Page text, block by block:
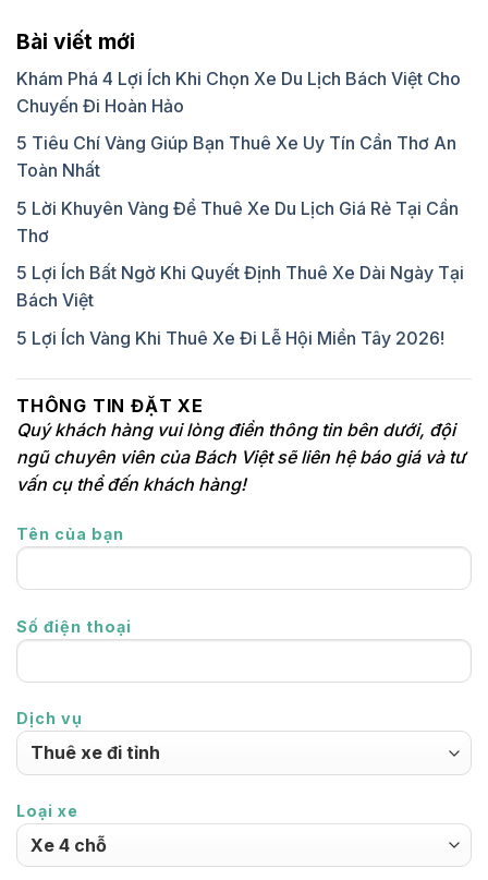
Bài viết mới
Khám Phá 4 Lợi Ích Khi Chọn Xe Du Lịch Bách Việt Cho
Chuyến Đi Hoàn Hảo
5 Tiêu Chí Vàng Giúp Bạn Thuê Xe Uy Tín Cần Thơ An
Toàn Nhất
5 Lời Khuyên Vàng Để Thuê Xe Du Lịch Giá Rẻ Tại Cần
Thơ
5 Lợi Ích Bất Ngờ Khi Quyết Định Thuê Xe Dài Ngày Tại
Bách Việt
5 Lợi Ích Vàng Khi Thuê Xe Đi Lễ Hội Miền Tây 2026!
THÔNG TIN ĐẶT XE
Quý khách hàng vui lòng điền thông tin bên dưới, đội
ngũ chuyên viên của Bách Việt sẽ liên hệ báo giá và tư
vấn cụ thể đến khách hàng!
Tên của bạn
Số điện thoại
Dịch vụ
Loại xe